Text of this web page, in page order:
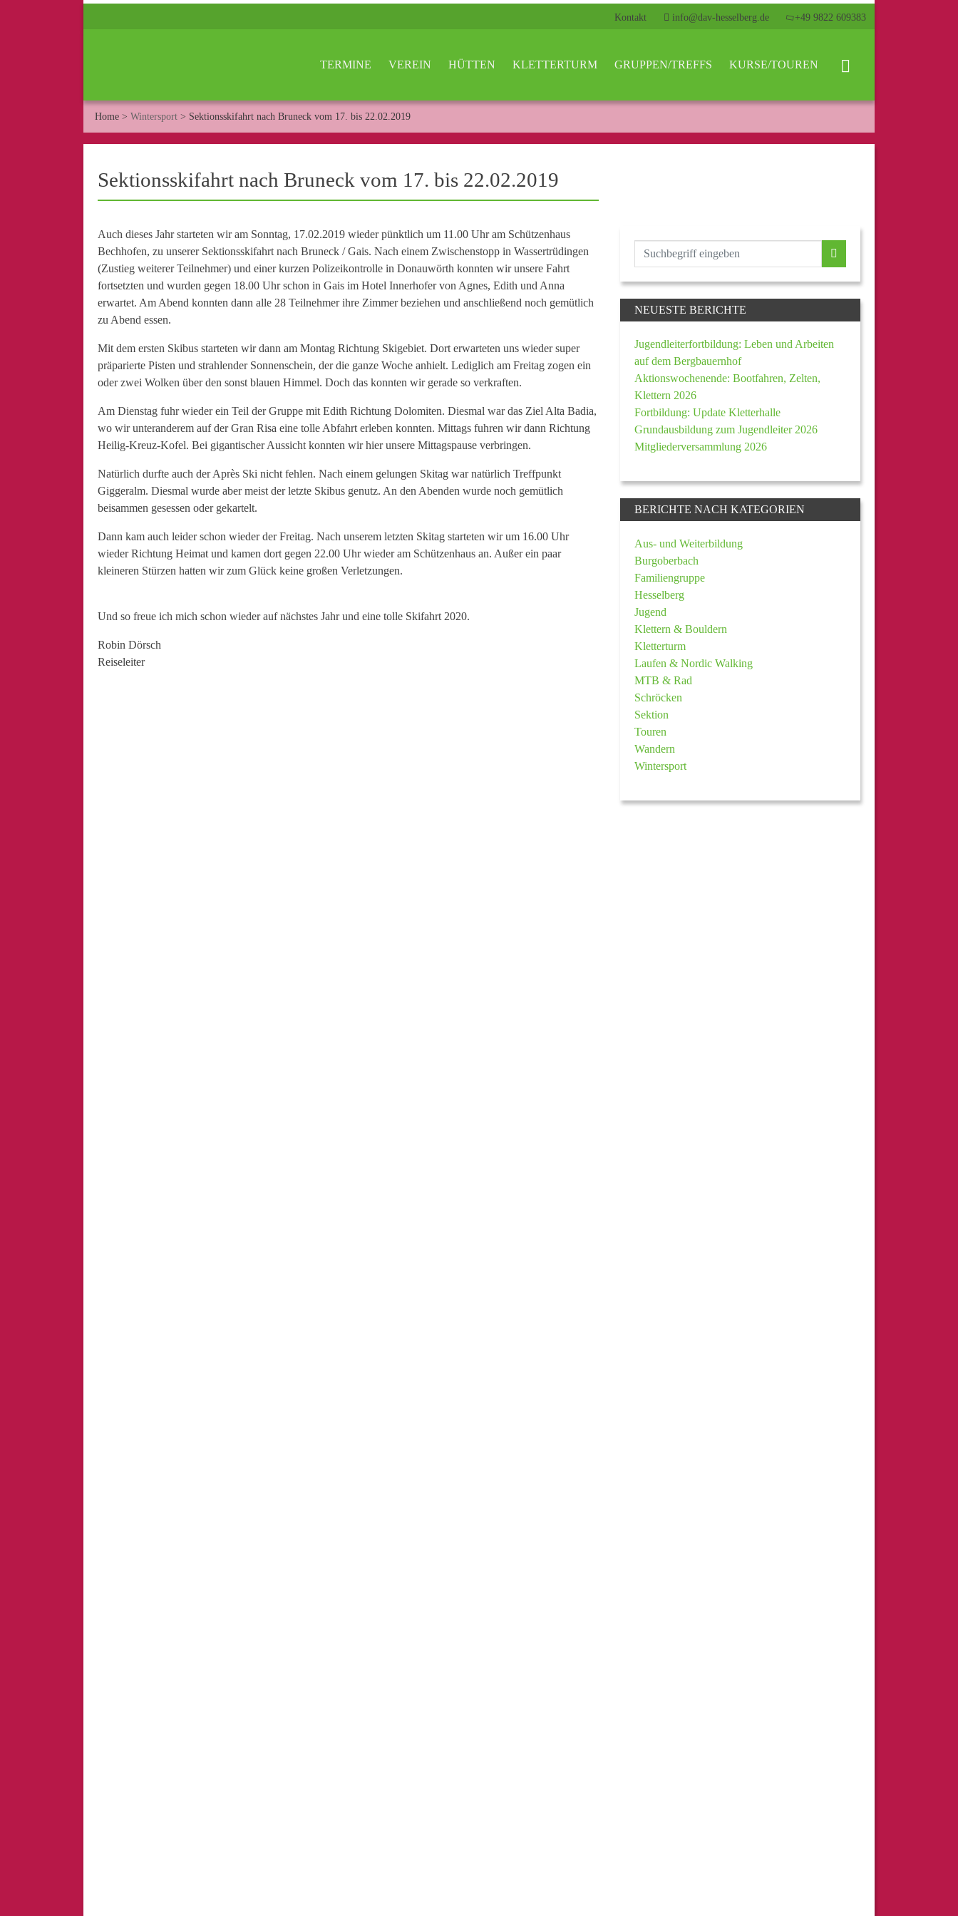
Kontakt info@dav-hesselberg.de +49 9822 609383
TERMINE VEREIN HÜTTEN KLETTERTURM GRUPPEN/TREFFS KURSE/TOUREN
Home > Wintersport > Sektionsskifahrt nach Bruneck vom 17. bis 22.02.2019
Sektionsskifahrt nach Bruneck vom 17. bis 22.02.2019
Auch dieses Jahr starteten wir am Sonntag, 17.02.2019 wieder pünktlich um 11.00 Uhr am Schützenhaus
Bechhofen, zu unserer Sektionsskifahrt nach Bruneck / Gais. Nach einem Zwischenstopp in Wassertrüdingen
(Zustieg weiterer Teilnehmer) und einer kurzen Polizeikontrolle in Donauwörth konnten wir unsere Fahrt
fortsetzten und wurden gegen 18.00 Uhr schon in Gais im Hotel Innerhofer von Agnes, Edith und Anna
erwartet. Am Abend konnten dann alle 28 Teilnehmer ihre Zimmer beziehen und anschließend noch gemütlich
zu Abend essen.
Mit dem ersten Skibus starteten wir dann am Montag Richtung Skigebiet. Dort erwarteten uns wieder super
präparierte Pisten und strahlender Sonnenschein, der die ganze Woche anhielt. Lediglich am Freitag zogen ein
oder zwei Wolken über den sonst blauen Himmel. Doch das konnten wir gerade so verkraften.
Am Dienstag fuhr wieder ein Teil der Gruppe mit Edith Richtung Dolomiten. Diesmal war das Ziel Alta Badia,
wo wir unteranderem auf der Gran Risa eine tolle Abfahrt erleben konnten. Mittags fuhren wir dann Richtung
Heilig-Kreuz-Kofel. Bei gigantischer Aussicht konnten wir hier unsere Mittagspause verbringen.
Natürlich durfte auch der Après Ski nicht fehlen. Nach einem gelungen Skitag war natürlich Treffpunkt
Giggeralm. Diesmal wurde aber meist der letzte Skibus genutz. An den Abenden wurde noch gemütlich
beisammen gesessen oder gekartelt.
Dann kam auch leider schon wieder der Freitag. Nach unserem letzten Skitag starteten wir um 16.00 Uhr
wieder Richtung Heimat und kamen dort gegen 22.00 Uhr wieder am Schützenhaus an. Außer ein paar
kleineren Stürzen hatten wir zum Glück keine großen Verletzungen.
Und so freue ich mich schon wieder auf nächstes Jahr und eine tolle Skifahrt 2020.
Robin Dörsch
Reiseleiter
NEUESTE BERICHTE
Jugendleiterfortbildung: Leben und Arbeiten
auf dem Bergbauernhof
Aktionswochenende: Bootfahren, Zelten,
Klettern 2026
Fortbildung: Update Kletterhalle
Grundausbildung zum Jugendleiter 2026
Mitgliederversammlung 2026
BERICHTE NACH KATEGORIEN
Aus- und Weiterbildung
Burgoberbach
Familiengruppe
Hesselberg
Jugend
Klettern & Bouldern
Kletterturm
Laufen & Nordic Walking
MTB & Rad
Schröcken
Sektion
Touren
Wandern
Wintersport